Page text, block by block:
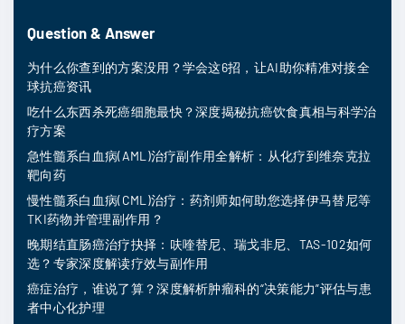
Question & Answer
为什么你查到的方案没用？学会这6招，让AI助你精准对接全
球抗癌资讯
吃什么东西杀死癌细胞最快？深度揭秘抗癌饮食真相与科学治
疗方案
急性髓系白血病(AML)治疗副作用全解析：从化疗到维奈克拉
靶向药
慢性髓系白血病(CML)治疗：药剂师如何助您选择伊马替尼等
TKI药物并管理副作用？
晚期结直肠癌治疗抉择：呋喹替尼、瑞戈非尼、TAS-102如何
选？专家深度解读疗效与副作用
癌症治疗，谁说了算？深度解析肿瘤科的“决策能力”评估与患
者中心化护理